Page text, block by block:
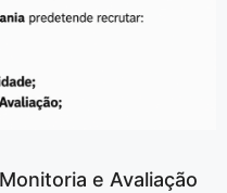
e Avaliação